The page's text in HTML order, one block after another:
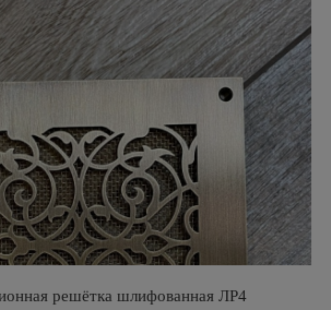
решётка шлифованная ЛР4